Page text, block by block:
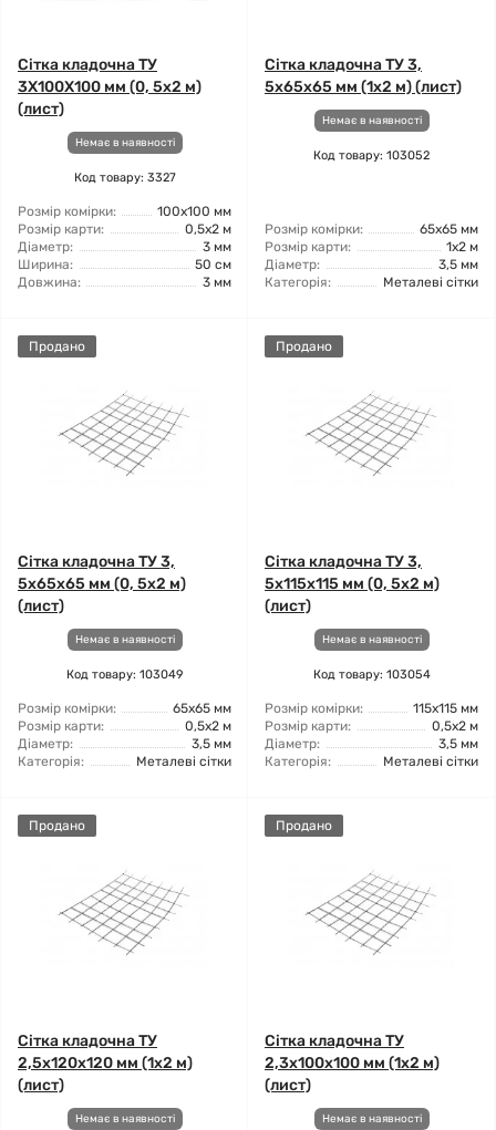
Сітка кладочна ТУ
3X100X100 мм (0, 5x2 м)
(лист)
Немає в наявності
Код товару: 3327
Розмір комірки:
100x100 мм
Розмір карти:
0,5x2 м
Діаметр:
3 мм
Ширина:
50 см
Довжина:
3 мм
Сітка кладочна ТУ 3,
5x65x65 мм (1x2 м) (лист)
Немає в наявності
Код товару: 103052
Розмір комірки:
65x65 мм
Розмір карти:
1x2 м
Діаметр:
3,5 мм
Категорія:
Металеві сітки
Продано
Сітка кладочна ТУ 3,
5x65x65 мм (0, 5x2 м)
(лист)
Немає в наявності
Код товару: 103049
Розмір комірки:
65x65 мм
Розмір карти:
0,5x2 м
Діаметр:
3,5 мм
Категорія:
Металеві сітки
Продано
Сітка кладочна ТУ 3,
5x115x115 мм (0, 5x2 м)
(лист)
Немає в наявності
Код товару: 103054
Розмір комірки:
115x115 мм
Розмір карти:
0,5x2 м
Діаметр:
3,5 мм
Категорія:
Металеві сітки
Продано
Сітка кладочна ТУ
2,5x120x120 мм (1x2 м)
(лист)
Немає в наявності
Продано
Сітка кладочна ТУ
2,3x100x100 мм (1x2 м)
(лист)
Немає в наявності